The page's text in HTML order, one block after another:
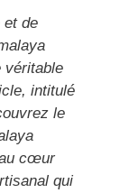
et de
véritable
intitulé
le
cœur
qui